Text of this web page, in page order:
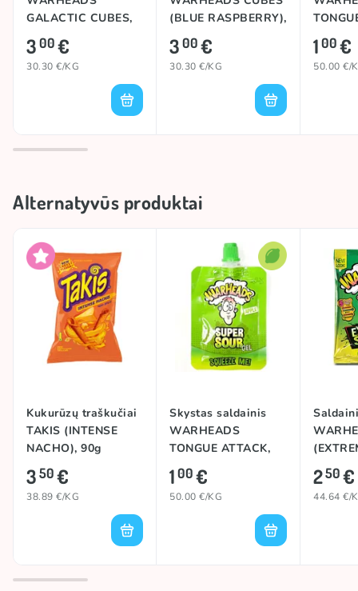
GALACTIC CUBES,
99g
300€
30.30 €/KG
(BLUE RASPBERRY),
99g
300€
30.30 €/KG
20g
100€
50.00 €/
Alternatyvūs produktai
Kukurūzų traškučiai
TAKIS (INTENSE
NACHO), 90g
350€
38.89 €/KG
Skystas saldainis
WARHEADS
TONGUE ATTACK,
20g
100€
50.00 €/KG
56g
250€
44.64 €/